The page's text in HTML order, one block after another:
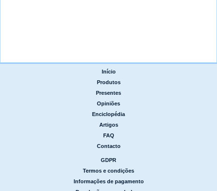
Início
Produtos
Presentes
Opiniões
Enciclopédia
Artigos
FAQ
Contacto
GDPR
Termos e condições
Informações de pagamento